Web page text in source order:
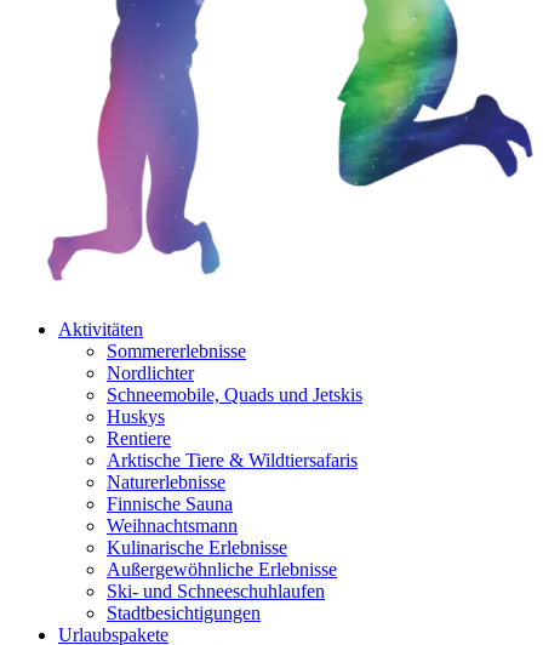
Aktivitäten
Sommererlebnisse
Nordlichter
Schneemobile, Quads und Jetskis
Huskys
Rentiere
Arktische Tiere & Wildtiersafaris
Naturerlebnisse
Finnische Sauna
Weihnachtsmann
Kulinarische Erlebnisse
Au­ßer­gewöhnliche Erlebnisse
Ski- und Schneeschuhlaufen
Stadtbesichtigungen
Urlaubspakete